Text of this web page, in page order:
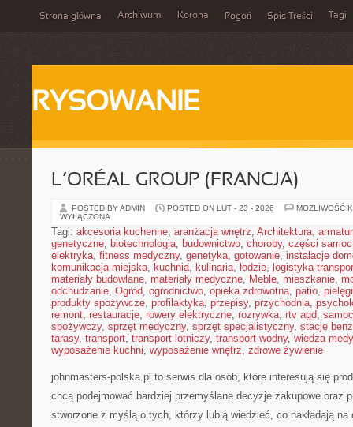
Strona główna Archiwum Korona Pogoń Spis Treści Tagi
RYSOWANIE
L’ORÉAL GROUP (FRANCJA)
POSTED BY ADMIN POSTED ON LUT - 23 - 2026
MOŻLIWOŚĆ
WYŁĄCZONA
Tagi: akcesoria kuchenne, aranżacja wnętrz, Architektura,
genetyczne, biotechnologia, budownictwo, choroby, części
elektryka, fitness medyczny, genetyka, gotowanie, instalacje
komunikacja miejska, kuchnia, kulinaria, łodzie, logistyka
materiały budowlane, materiały medyczne, Meble, mieszkanie,
odchudzanie, Ogród, ogrodnictwo, opieka zdrowotna, patio,
produkty spożywcze, profilaktyka, przepisy, przychodnia,
remont, restauracje, rowery elektryczne, rozrywka, rtv agd,
spożywczy, sprzęt medyczny, sprzęt specjalistyczny, stacje
tarasy, transport, transport lotniczy, transport wodny, wiedza
wyposażenie kuchni, wyposażenie wnętrz, zdrowe żywienie
johnmasters-polska.pl to serwis dla osób, które interesują się
chcą podejmować bardziej przemyślane decyzje zakupowe oraz
stworzone z myślą o tych, którzy lubią wiedzieć, co nakładają na